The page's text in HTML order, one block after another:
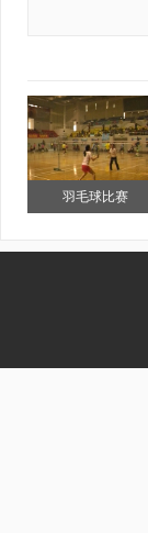
羽毛球比赛